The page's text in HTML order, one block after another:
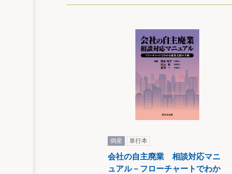
倒産 単行本
会社の自主廃業 相談対応マニ
ュアル－フローチャートでわか